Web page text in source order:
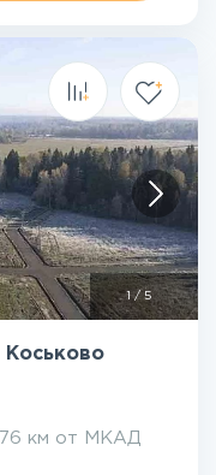
1/ 5
Коськово
76 км от МКАД